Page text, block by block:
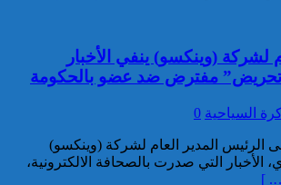
أزيد من
بمعبر
لشركة (وينكسو) ينفي الأخبار
“تحريض” مفترض ضد عضو بالحكومة
السياحية 0
الرئيس المدير العام لشركة (وينكسو)
الأخبار التي صدرت بالصحافة الالكترونية،
]